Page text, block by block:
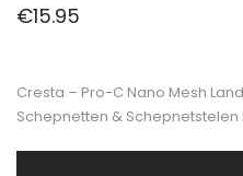
€15.95
Cresta – Pro-C Nano Mesh
Schepnetten & Schepnetstelen